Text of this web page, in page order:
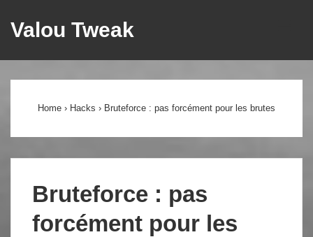
passer
Valou Tweak
Home › Hacks › Bruteforce : pas forcément pour les brutes
Bruteforce : pas
forcément pour les